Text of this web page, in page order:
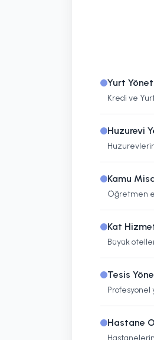
Yurt
Kredi ve
Huzurevi
Kamu
Öğretmen
Kat
Büyük
Tesis
Profesyonel
Hastane